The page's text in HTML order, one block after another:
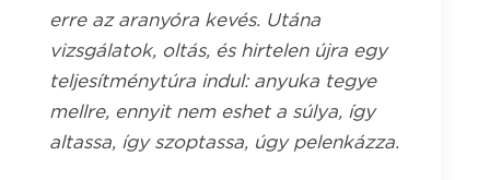
erre az aranyóra kevés. Utána
vizsgálatok, oltás, és hirtelen újra egy
teljesítménytúra indul: anyuka tegye
mellre, ennyit nem eshet a súlya, így
altassa, így szoptassa, úgy pelenkázza.